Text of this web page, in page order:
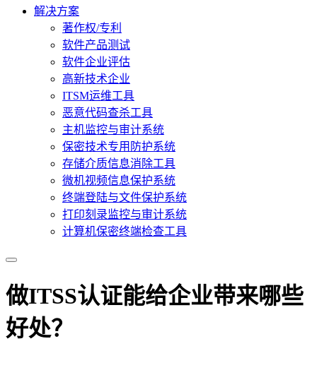
解决方案
著作权/专利
软件产品测试
软件企业评估
高新技术企业
ITSM运维工具
恶意代码查杀工具
主机监控与审计系统
保密技术专用防护系统
存储介质信息消除工具
微机视频信息保护系统
终端登陆与文件保护系统
打印刻录监控与审计系统
计算机保密终端检查工具
做ITSS认证能给企业带来哪些
好处？